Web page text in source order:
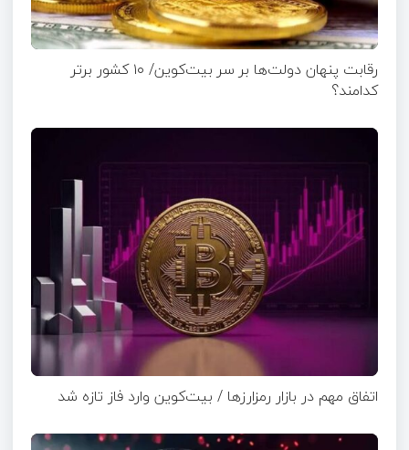
رقابت پنهان دولت‌ها بر سر بیت‌کوین/ ۱۰ کشور برتر
کدامند؟
اتفاق مهم در بازار رمزارزها / بیت‌کوین وارد فاز تازه شد